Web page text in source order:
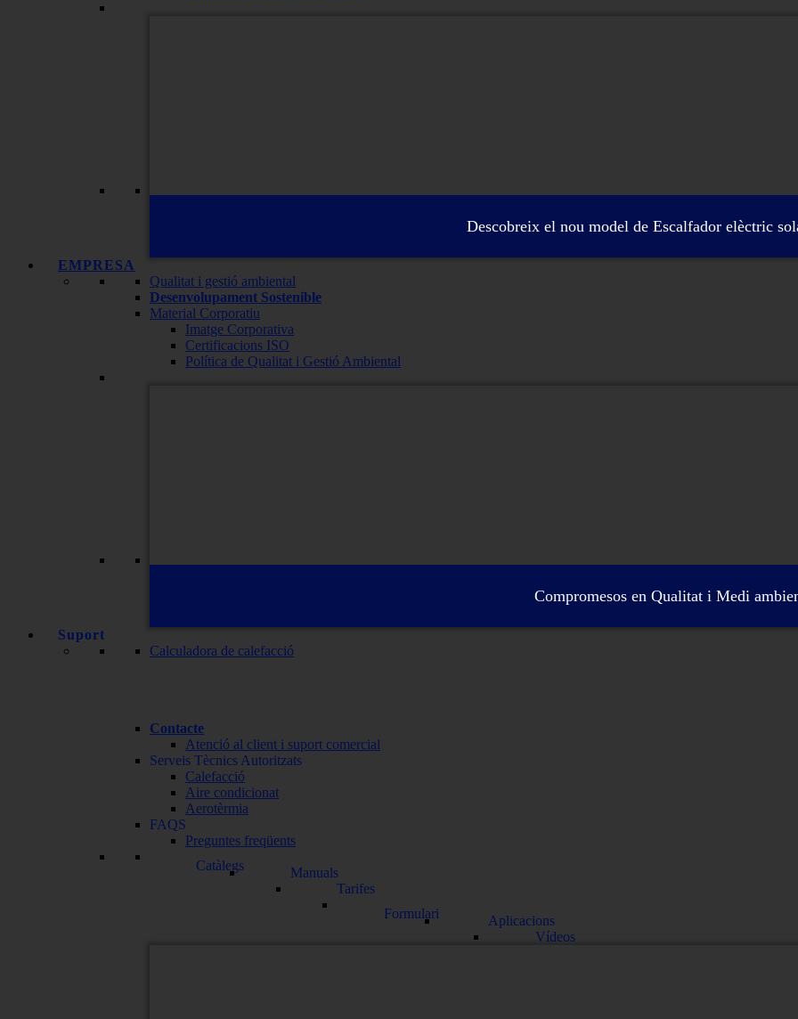
Descobreix el nou model de Escalfador elèctric
EMPRESA
Qualitat i gestió ambiental
Desenvolupament Sostenible
Material Corporatiu
Imatge Corporativa
Certificacions ISO
Política de Qualitat i Gestió Ambiental
Compromesos en Qualitat i Medi
Suport
Calculadora de calefacció
Contacte
Atenció al client i suport comercial
Serveis Tècnics Autoritzats
Calefacció
Aire condicionat
Aerotèrmia
FAQS
Preguntes freqüents
Catàlegs
Manuals
Tarifes
Formulari
Aplicacions
Vídeos